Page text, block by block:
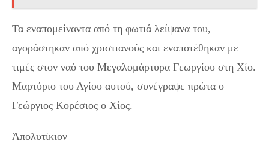
Τα εναπομείναντα από τη φωτιά λείψανα του,
αγοράστηκαν από χριστιανούς και εναποτέθηκαν με
τιμές στον ναό του Μεγαλομάρτυρα Γεωργίου στη Χίο.
Μαρτύριο του Αγίου αυτού, συνέγραψε πρώτα ο
Γεώργιος Κορέσιος ο Χίος.
Ἀπολυτίκιον